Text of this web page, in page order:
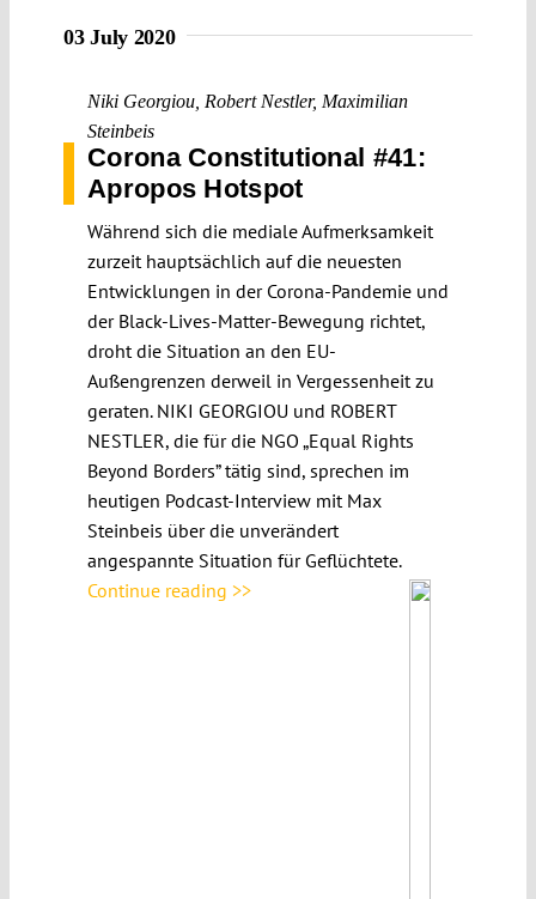
03 July 2020
Niki Georgiou Robert Nestler, Maximilian
Steinbeis
Corona Constitutional #41:
Apropos Hotspot
Während sich die mediale Aufmerksamkeit
zurzeit hauptsächlich auf die neuesten
Entwicklungen in der Corona-Pandemie und
der Black-Lives-Matter-Bewegung richtet,
droht die Situation an den EU-
Außengrenzen derweil in Vergessenheit zu
geraten. NIKI GEORGIOU und ROBERT
NESTLER, die für die NGO „Equal Rights
Beyond Borders” tätig sind, sprechen im
heutigen Podcast-Interview mit Max
Steinbeis über die unverändert
angespannte Situation für Geflüchtete.
Continue reading >>